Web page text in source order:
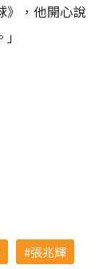
》，他開心說
張兆輝